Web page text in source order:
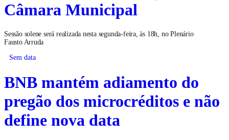
Câmara Municipal
Sessão solene será realizada nesta segunda-feira, às 18h, no Plenário
Fausto Arruda
Sem data
BNB mantém adiamento do
pregão dos microcréditos e não
define nova data